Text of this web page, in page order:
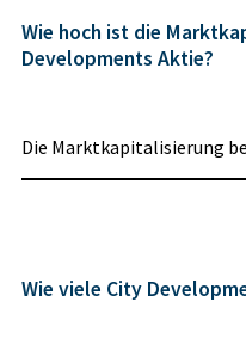
Wie hoch ist die
Developments Aktie?
Die Marktkapitalisierung
Wie viele City